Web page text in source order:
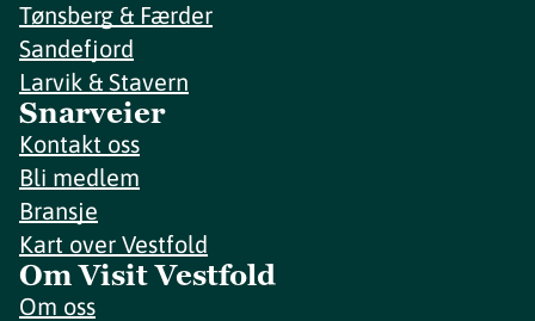
Tønsberg & Færder
Sandefjord
Larvik & Stavern
Snarveier
Kontakt oss
Bli medlem
Bransje
Kart over Vestfold
Om Visit Vestfold
Om oss